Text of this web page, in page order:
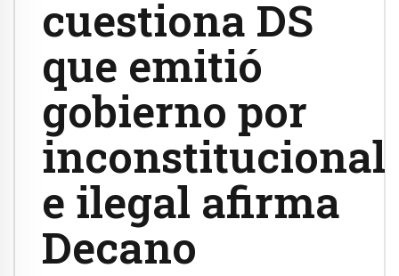
cuestiona DS
que emitió
gobierno por
inconstitucional
e ilegal afirma
Decano